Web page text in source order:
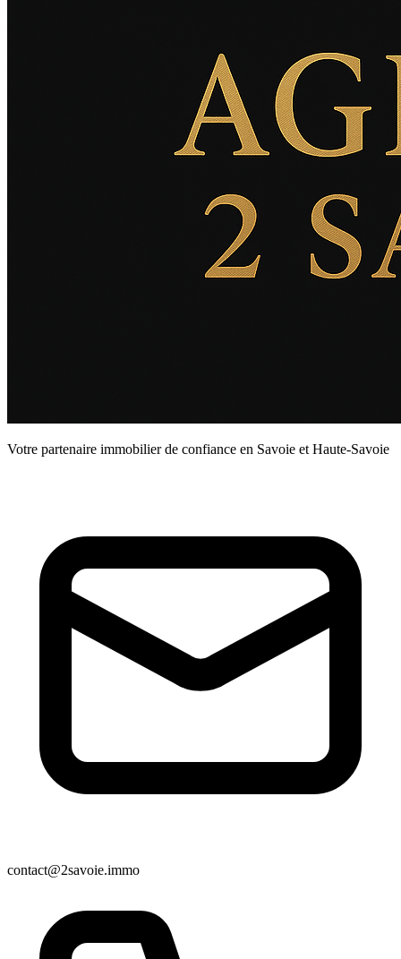
Votre partenaire immobilier de confiance en Savoie et Haute-Savoie
contact@2savoie.immo